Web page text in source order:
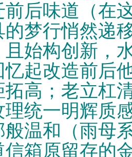
后味道（在
梦行悄然递
始构创新，
起改造前后
高；老立杠
统一明辉质
温和（雨母
箱原留存的